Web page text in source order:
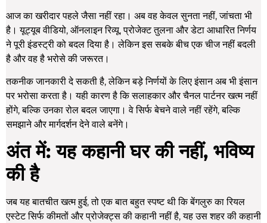
आज का खरीदार पहले जैसा नहीं रहा। अब वह केवल सुनता नहीं, जांचता भी
है। यूट्यूब वीडियो, ऑनलाइन रिव्यू, प्रोजेक्ट तुलना और डेटा आधारित निर्णय
ने पूरी इंडस्ट्री को बदल दिया है। लेकिन इस सबके बीच एक चीज नहीं बदली
है और वह है भरोसे की जरूरत।
तकनीक जानकारी दे सकती है, लेकिन बड़े निर्णयों के लिए इंसान अब भी इंसान
पर भरोसा करता है। यही कारण है कि सलाहकार और चैनल पार्टनर खत्म नहीं
होंगे, बल्कि उनका रोल बदल जाएगा। वे सिर्फ बेचने वाले नहीं रहेंगे, बल्कि
समझाने और मार्गदर्शन देने वाले बनेंगे।
अंत में: यह कहानी घर की नहीं, भविष्य
की है
जब यह बातचीत खत्म हुई, तो एक बात बहुत स्पष्ट थी कि बेंगलुरु का रियल
एस्टेट सिर्फ कीमतों और प्रोजेक्ट्स की कहानी नहीं है, यह उस शहर की कहानी